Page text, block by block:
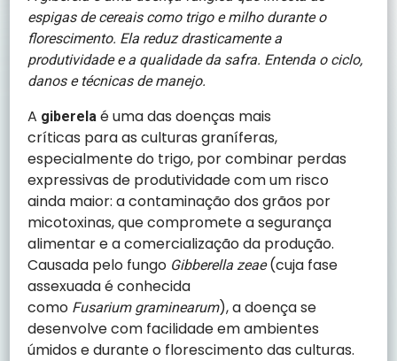
espigas de cereais como trigo e milho durante o
florescimento. Ela reduz drasticamente a
produtividade e a qualidade da safra. Entenda o ciclo,
danos e técnicas de manejo.
A giberelaé uma das doenças mais
críticas para as culturas graníferas,
especialmente do trigo, por combinar perdas
expressivas de produtividade com um risco
ainda maior: a contaminação dos grãos por
micotoxinas, que compromete a segurança
alimentar e a comercialização da produção.
Causada pelo fungo Gibberella zeae(cuja fase
assexuada é conhecida
como Fusarium graminearum), a doença se
desenvolve com facilidade em ambientes
úmidos e durante o florescimento das culturas.